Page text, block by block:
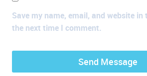
Save my name, email, and website
the next time I comment.